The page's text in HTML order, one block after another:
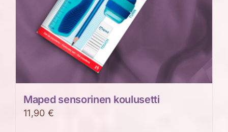
Maped sensorinen koulusetti
11,90 €